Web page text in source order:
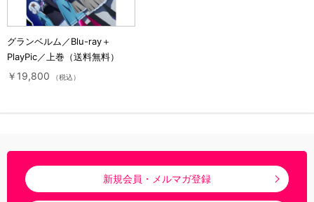
グランベルム／Blu-ray＋
PlayPic／上巻（送料無料）
￥19,800 （税込）
新規会員・メルマガ登録